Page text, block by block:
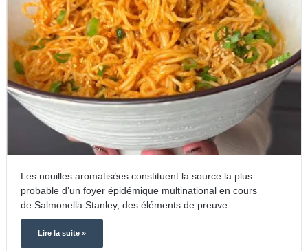
Les nouilles aromatisées constituent la source la plus
probable d’un foyer épidémique multinational en cours
de Salmonella Stanley, des éléments de preuve…
Lire la suite »